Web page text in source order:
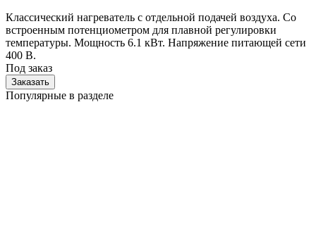
Классический нагреватель с отдельной подачей воздуха. Со
встроенным потенциометром для плавной регулировки
температуры. Мощность 6.1 кВт. Напряжение питающей сети
400 В.
Под заказ
Заказать
Популярные в разделе